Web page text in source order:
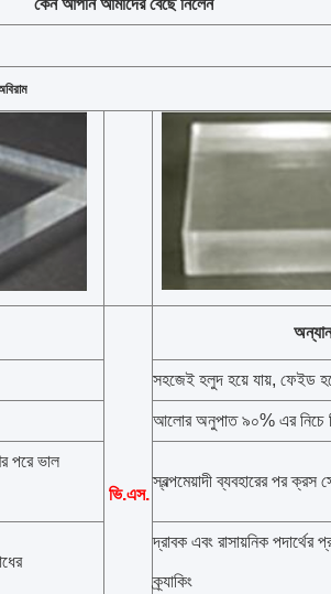
কেন আপনি আমাদের বেছে নিলেন
ভি.এস.
সহজেই হলুদ হয়ে যায়, ফেইড
আলোর অনুপাত ৯০% এর নিচে
পরে ভাল
স্বল্পমেয়াদী ব্যবহারের পর
দ্রাবক এবং রাসায়নিক পদার্থের
ক্র্যাকিং